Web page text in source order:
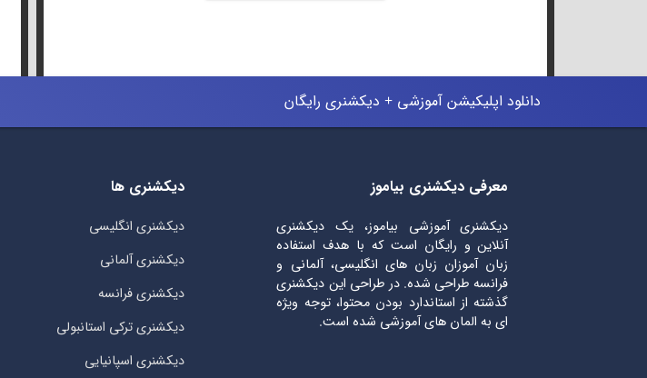
دانلود اپلیکیشن آموزشی + دیکشنری رایگان
معرفی دیکشنری بیاموز
دیکشنری آموزشی بیاموز، یک دیکشنری
آنلاین و رایگان است که با هدف استفاده
زبان آموزان زبان های انگلیسی، آلمانی و
فرانسه طراحی شده. در طراحی این دیکشنری
گذشته از استاندارد بودن محتوا، توجه ویژه
ای به المان های آموزشی شده است.
دیکشنری ها
دیکشنری انگلیسی
دیکشنری آلمانی
دیکشنری فرانسه
دیکشنری ترکی استانبولی
دیکشنری اسپانیایی